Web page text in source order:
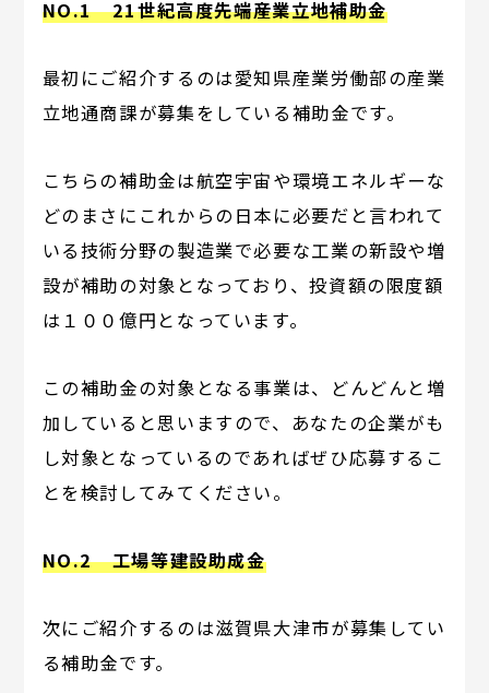
NO.1 21世紀高度先端産業立地補助金
最初にご紹介するのは愛知県産業労働部の産業
立地通商課が募集をしている補助金です。
こちらの補助金は航空宇宙や環境エネルギーな
どのまさにこれからの日本に必要だと言われて
いる技術分野の製造業で必要な工業の新設や増
設が補助の対象となっており、投資額の限度額
は１００億円となっています。
この補助金の対象となる事業は、どんどんと増
加していると思いますので、あなたの企業がも
し対象となっているのであればぜひ応募するこ
とを検討してみてください。
NO.2 工場等建設助成金
次にご紹介するのは滋賀県大津市が募集してい
る補助金です。